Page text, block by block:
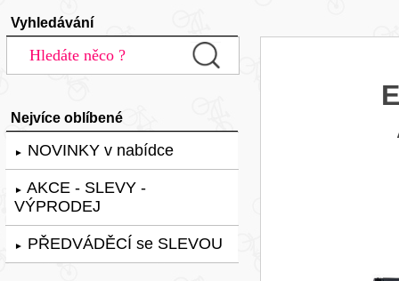
Vyhledávání
Nejvíce oblíbené
► NOVINKY v nabídce
► AKCE - SLEVY -
VÝPRODEJ
► PŘEDVÁDĚCÍ se SLEVOU